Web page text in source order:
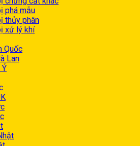
phá mẫu
thủy phân
xử lý khí
Quốc
Lan
Ý